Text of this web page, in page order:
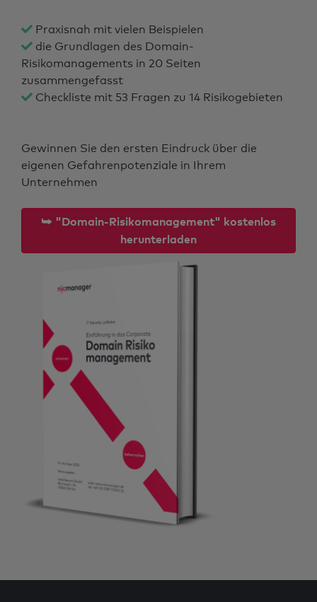
Praxisnah mit vielen Beispielen
die Grundlagen des Domain-
Risikomanagements in 20 Seiten
zusammengefasst
Checkliste mit 53 Fragen zu 14 Risikogebieten
Gewinnen Sie den ersten Eindruck über die
eigenen Gefahrenpotenziale in Ihrem
Unternehmen
⮩ "Domain-Risikomanagement" kostenlos
herunterladen